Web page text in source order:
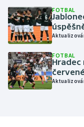
Motorsport
Olympijské hry
Parasport
Plavání
FOTBAL
FOTBAL
Hradec